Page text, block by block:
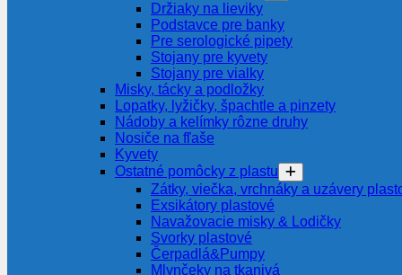
Držiaky na lieviky
Podstavce pre banky
Pre serologické pipety
Stojany pre kyvety
Stojany pre vialky
Misky, tácky a podložky
Lopatky, lyžičky, špachtle a pinzety
Nádoby a kelímky rôzne druhy
Nosiče na fľaše
Kyvety
Ostatné pomôcky z plastu
Zátky, viečka, vrchnáky a uzávery
Exsikátory plastové
Navažovacie misky & Lodičky
Svorky plastové
Čerpadlá&Pumpy
Mlynčeky na tkanivá